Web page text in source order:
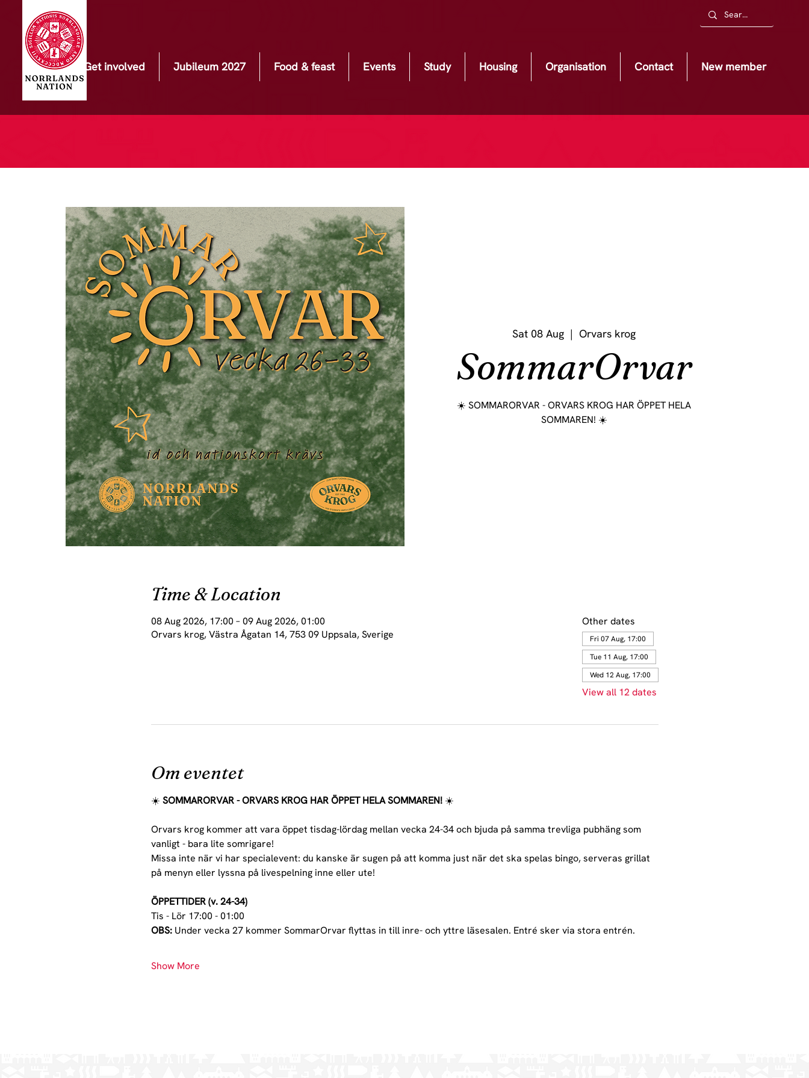
Get involved Jubileum 2027 Food & feast Events Study Housing Organisation Contact New member
Sat 08 Aug
  |
Orvars krog
SommarOrvar
☀️ SOMMARORVAR - ORVARS KROG HAR ÖPPET HELA
SOMMAREN! ☀️
Time & Location
08 Aug 2026, 17:00 – 09 Aug 2026, 01:00
Orvars krog, Västra Ågatan 14, 753 09 Uppsala, Sverige
Other dates
Fri 07 Aug, 17:00
Tue 11 Aug, 17:00
Wed 12 Aug, 17:00
View all 12 dates
Om eventet
☀️ SOMMARORVAR - ORVARS KROG HAR ÖPPET HELA SOMMAREN! ☀️
Orvars krog kommer att vara öppet tisdag-lördag mellan vecka 24-34 och bjuda på samma trevliga pubhäng som
vanligt - bara lite somrigare!
Missa inte när vi har specialevent: du kanske är sugen på att komma just när det ska spelas bingo, serveras grillat
på menyn eller lyssna på livespelning inne eller ute!
ÖPPETTIDER (v. 24-34)
Tis - Lör 17:00 - 01:00
OBS: Under vecka 27 kommer SommarOrvar flyttas in till inre- och yttre läsesalen. Entré sker via stora entrén.
Show More